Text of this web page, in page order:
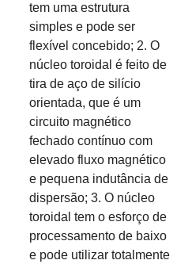
tem uma estrutura
simples e pode ser
flexível concebido; 2. O
núcleo toroidal é feito de
tira de aço de silício
orientada, que é um
circuito magnético
fechado contínuo com
elevado fluxo magnético
e pequena indutância de
dispersão; 3. O núcleo
toroidal tem o esforço de
processamento de baixo
e pode utilizar totalmente